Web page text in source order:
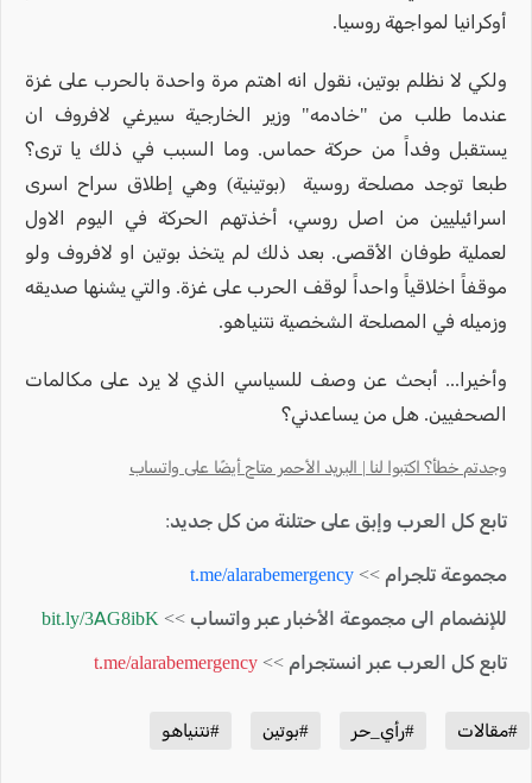
أوكرانيا لمواجهة روسيا.
ولكي لا نظلم بوتين، نقول انه اهتم مرة واحدة بالحرب على غزة
عندما طلب من "خادمه" وزير الخارجية سيرغي لافروف ان
يستقبل وفداً من حركة حماس. وما السبب في ذلك يا ترى؟
طبعا توجد مصلحة روسية (بوتينية) وهي إطلاق سراح اسرى
اسرائيليين من اصل روسي، أخذتهم الحركة في اليوم الاول
لعملية طوفان الأقصى. بعد ذلك لم يتخذ بوتين او لافروف ولو
موقفاً اخلاقياً واحداً لوقف الحرب على غزة. والتي يشنها صديقه
وزميله في المصلحة الشخصية نتنياهو.
وأخيرا... أبحث عن وصف للسياسي الذي لا يرد على مكالمات
الصحفيين. هل من يساعدني؟
وجدتم خطأ؟ اكتبوا لنا | البريد الأحمر متاح أيضًا على واتساب
تابع كل العرب وإبق على حتلنة من كل جديد:
مجموعة تلجرام >> t.me/alarabemergency
للإنضمام الى مجموعة الأخبار عبر واتساب >> bit.ly/3AG8ibK
تابع كل العرب عبر انستجرام >> t.me/alarabemergency
#مقالات #رأي_حر #بوتين #نتنياهو